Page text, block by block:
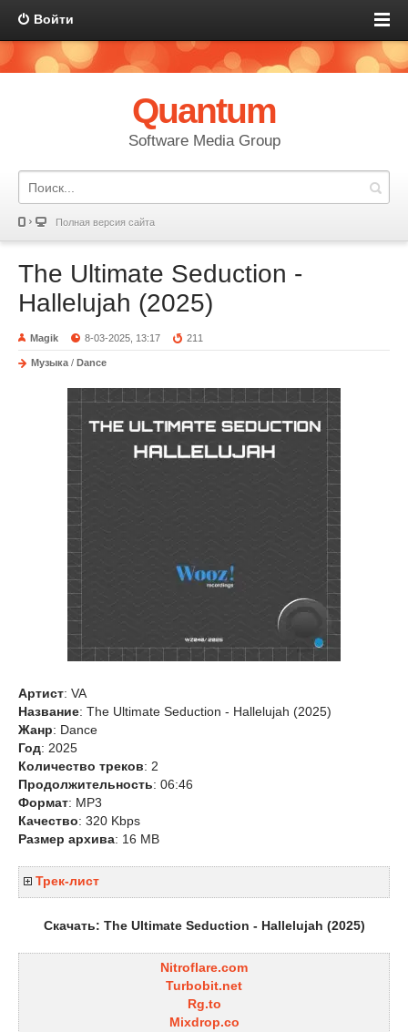
Войти
Quantum
Software Media Group
Полная версия сайта
The Ultimate Seduction -
Hallelujah (2025)
Magik 8-03-2025, 13:17 211
Музыка / Dance
Артист: VA
Название: The Ultimate Seduction - Hallelujah (2025)
Жанр: Dance
Год: 2025
Количество треков: 2
Продолжительность: 06:46
Формат: MP3
Качество: 320 Kbps
Размер архива: 16 MB
Трек-лист
Скачать: The Ultimate Seduction - Hallelujah (2025)
Nitroflare.com
Turbobit.net
Rg.to
Mixdrop.co